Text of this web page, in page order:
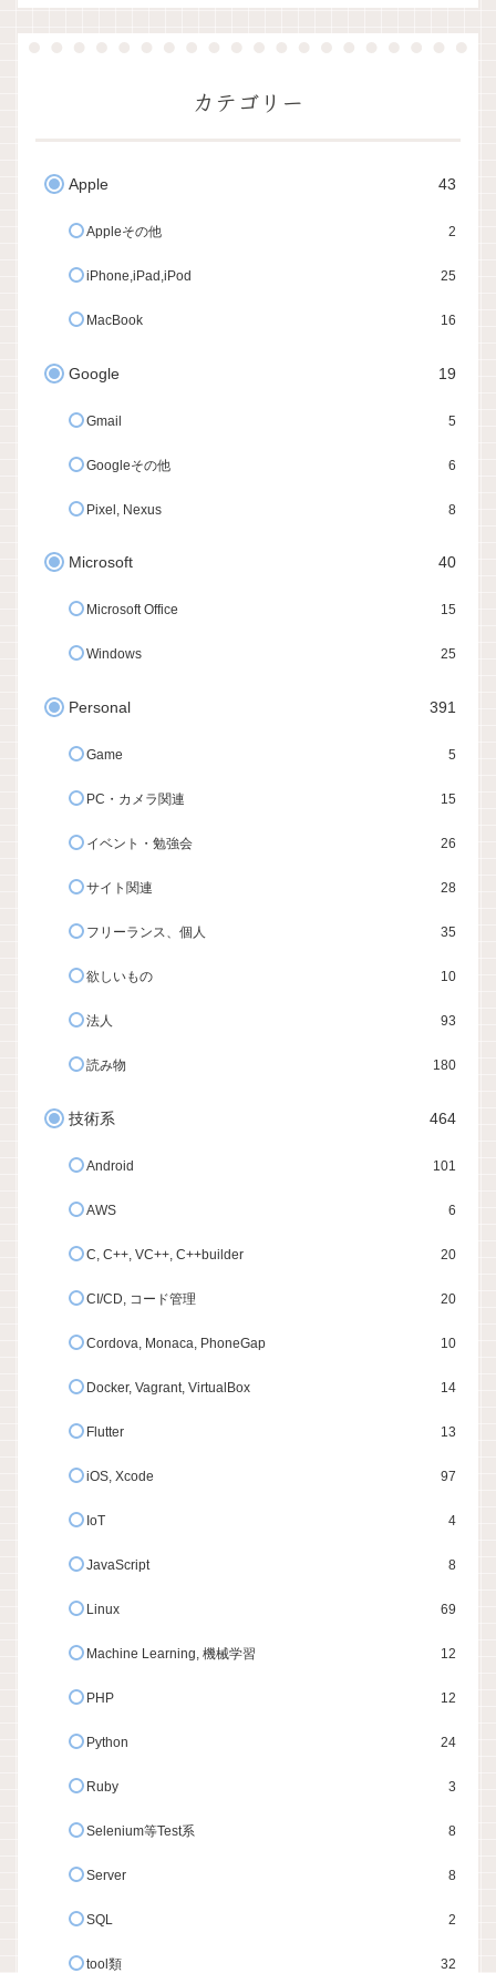
カテゴリー
Apple 43
Appleその他 2
iPhone,iPad,iPod 25
MacBook 16
Google 19
Gmail 5
Googleその他 6
Pixel, Nexus 8
Microsoft 40
Microsoft Office 15
Windows 25
Personal 391
Game 5
PC・カメラ関連 15
イベント・勉強会 26
サイト関連 28
フリーランス、個人 35
欲しいもの 10
法人 93
読み物 180
技術系 464
Android 101
AWS 6
C, C++, VC++, C++builder 20
CI/CD, コード管理 20
Cordova, Monaca, PhoneGap 10
Docker, Vagrant, VirtualBox 14
Flutter 13
iOS, Xcode 97
IoT 4
JavaScript 8
Linux 69
Machine Learning, 機械学習 12
PHP 12
Python 24
Ruby 3
Selenium等Test系 8
Server 8
SQL 2
tool類 32